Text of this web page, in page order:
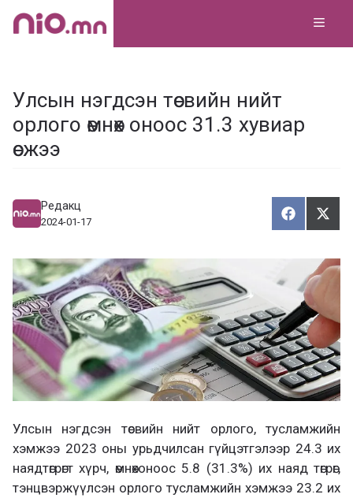
Skip
Улсын нэгдсэн төсвийн нийт
орлого өмнөх оноос 31.3 хувиар
өсжээ
Редакц
2024-01-17
Х
у
л
ц
а
х
Т
ү
э
э
Улсын нэгдсэн төсвийн нийт орлого, тусламжийн
хэмжээ 2023 оны урьдчилсан гүйцэтгэлээр 24.3 их
наядтөгрөгт хүрч, өмнөхоноос 5.8 (31.3%) их наяд төгрөг,
тэнцвэржүүлсэн орлого тусламжийн хэмжээ 23.2 их